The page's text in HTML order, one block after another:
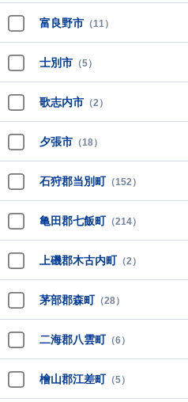
富良野市 （11）
士別市 （5）
歌志内市 （2）
夕張市 （18）
石狩郡当別町 （152）
亀田郡七飯町 （214）
上磯郡木古内町 （2）
茅部郡森町 （28）
二海郡八雲町 （6）
檜山郡江差町 （5）